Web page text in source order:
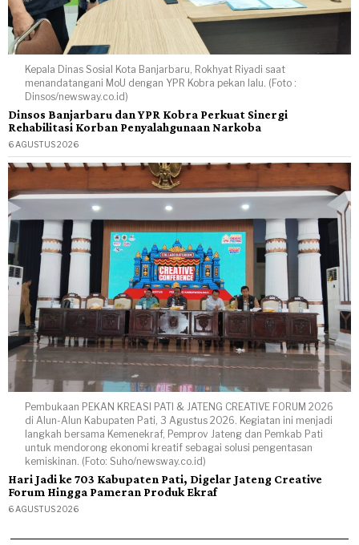
Kepala Dinas Sosial Kota Banjarbaru, Rokhyat Riyadi saat
menandatangani MoU dengan YPR Kobra pekan lalu. (Foto :
Dinsos/newsway.co.id)
Dinsos Banjarbaru dan YPR Kobra Perkuat Sinergi
Rehabilitasi Korban Penyalahgunaan Narkoba
6 AGUSTUS 2026
Pembukaan PEKAN KREASI PATI & JATENG CREATIVE FORUM 2026
di Alun-Alun Kabupaten Pati, 3 Agustus 2026. Kegiatan ini menjadi
langkah bersama Kemenekraf, Pemprov Jateng dan Pemkab Pati
untuk mendorong ekonomi kreatif sebagai solusi pengentasan
kemiskinan. (Foto: Suho/newsway.co.id)
Hari Jadi ke 703 Kabupaten Pati, Digelar Jateng Creative
Forum Hingga Pameran Produk Ekraf
6 AGUSTUS 2026